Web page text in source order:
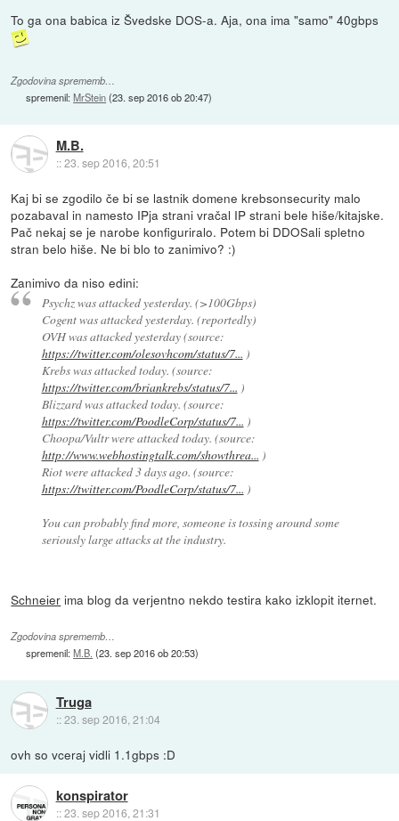
To ga ona babica iz Švedske DOS-a. Aja, ona ima "samo" 40gbps
Zgodovina sprememb…
spremenil:MrStein(23. sep 2016 ob 20:47)
M.B.
::23. sep 2016, 20:51
Kaj bi se zgodilo če bi se lastnik domene krebsonsecurity malo
pozabaval in namesto IPja strani vračal IP strani bele hiše/kitajske.
Pač nekaj se je narobe konfiguriralo. Potem bi DDOSali spletno
stran belo hiše. Ne bi blo to zanimivo? :)
Zanimivo da niso edini:
Psychz was attacked yesterday. (>100Gbps)
Cogent was attacked yesterday. (reportedly)
OVH was attacked yesterday (source:
https://twitter.com/olesovhcom/status/7... )
Krebs was attacked today. (source:
https://twitter.com/briankrebs/status/7... )
Blizzard was attacked today. (source:
https://twitter.com/PoodleCorp/status/7... )
Choopa/Vultr were attacked today. (source:
http://www.webhostingtalk.com/showthrea... )
Riot were attacked 3 days ago. (source:
https://twitter.com/PoodleCorp/status/7... )
You can probably find more, someone is tossing around some
seriously large attacks at the industry.
Schneier ima blog da verjentno nekdo testira kako izklopit iternet.
Zgodovina sprememb…
spremenil:M.B. (23. sep 2016 ob 20:53)
Truga
::23. sep 2016, 21:04
ovh so vceraj vidli 1.1gbps :D
konspirator
::23. sep 2016, 21:31